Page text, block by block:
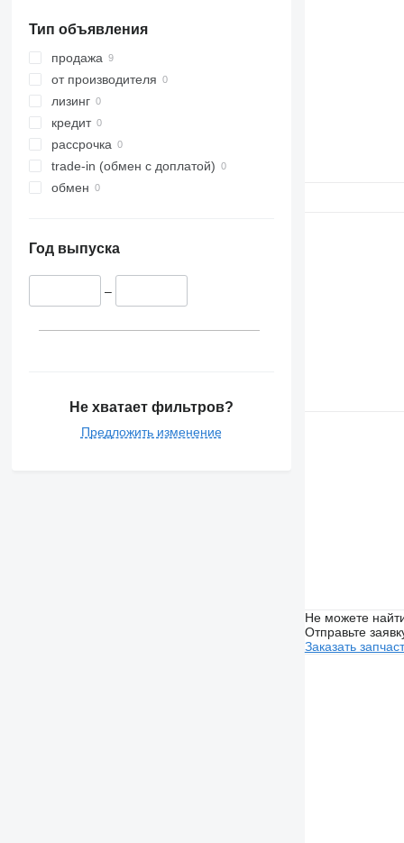
Тип объявления
продажа
от производителя
лизинг
кредит
рассрочка
trade-in (обмен с доплатой)
обмен
Год выпуска
–
Не хватает фильтров?
Предложить изменение
Не можете
Отправьте
Заказать